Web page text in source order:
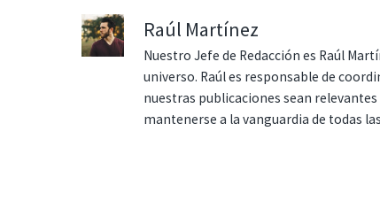
Raúl Martínez
Nuestro Jefe de Redacción es Raúl
universo. Raúl es responsable de
nuestras publicaciones sean
mantenerse a la vanguardia de todas